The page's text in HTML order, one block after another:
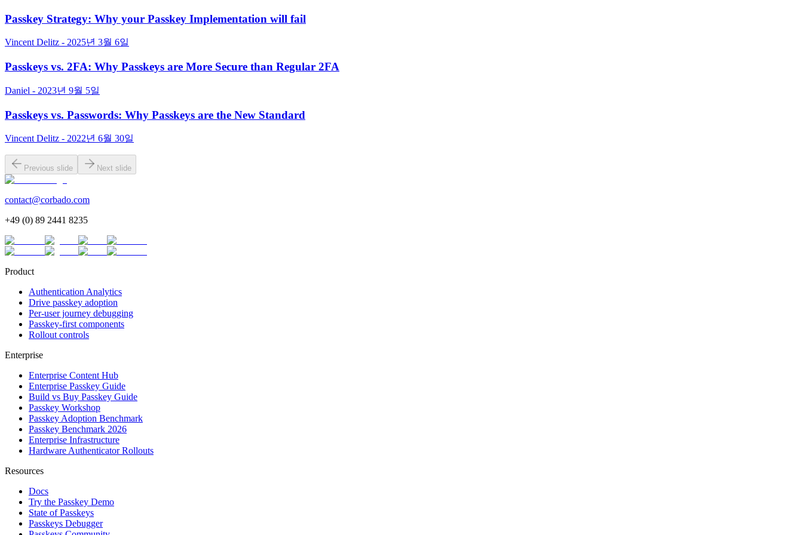
Passkey Strategy: Why your Passkey Implementation will fail
Vincent Delitz - 2025년 3월 6일
Passkeys vs. 2FA: Why Passkeys are More Secure than Regular 2FA
Daniel - 2023년 9월 5일
Passkeys vs. Passwords: Why Passkeys are the New Standard
Vincent Delitz - 2022년 6월 30일
Previous slide Next slide
contact@corbado.com
+49 (0) 89 2441 8235
Product
Authentication Analytics
Drive passkey adoption
Per-user journey debugging
Passkey-first components
Rollout controls
Enterprise
Enterprise Content Hub
Enterprise Passkey Guide
Build vs Buy Passkey Guide
Passkey Workshop
Passkey Adoption Benchmark
Passkey Benchmark 2026
Enterprise Infrastructure
Hardware Authenticator Rollouts
Resources
Docs
Try the Passkey Demo
State of Passkeys
Passkeys Debugger